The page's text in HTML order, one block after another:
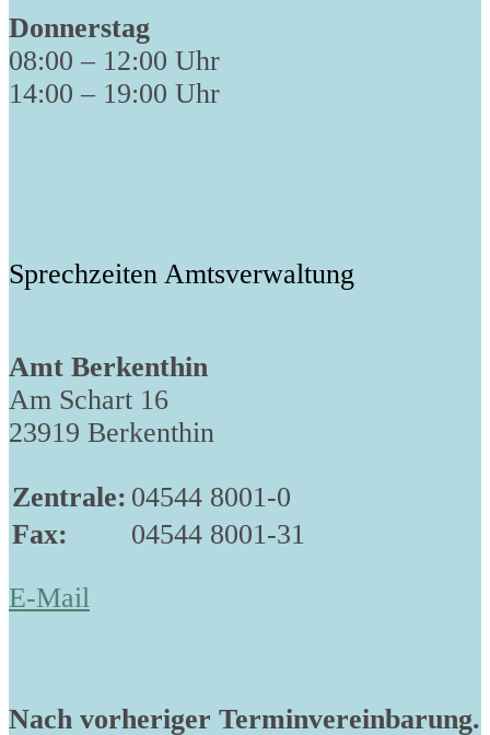
Donnerstag
08:00 – 12:00 Uhr
14:00 – 19:00 Uhr
Sprechzeiten Amtsverwaltung
Amt Berkenthin
Am Schart 16
23919 Berkenthin
Zentrale: 04544 8001-0
Fax:
04544 8001-31
E-Mail
Nach vorheriger Terminvereinbarung.